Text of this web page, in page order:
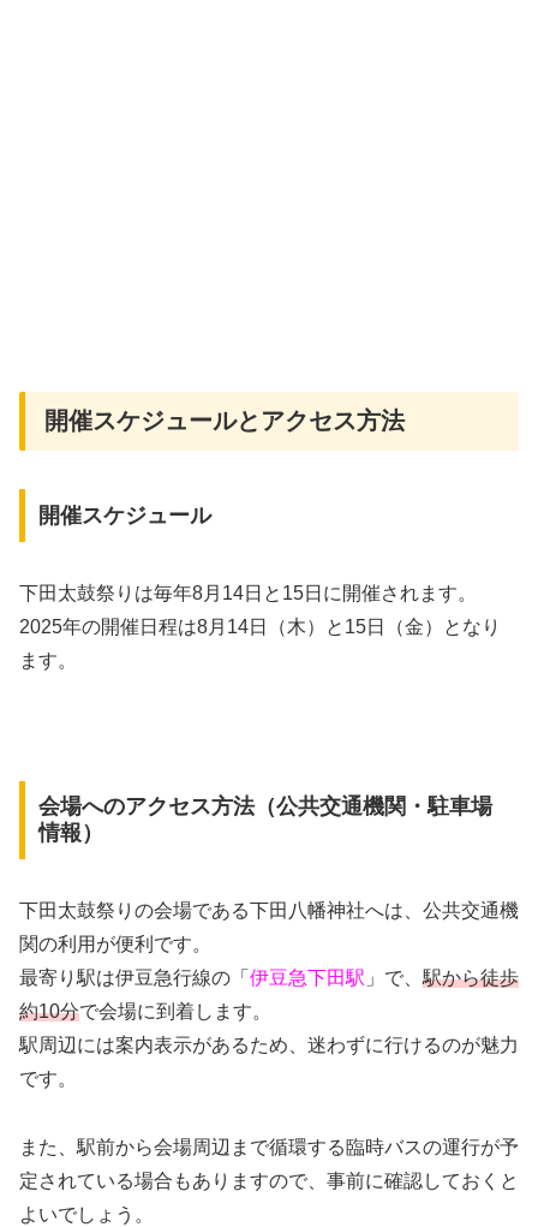
開催スケジュールとアクセス方法
開催スケジュール
下田太鼓祭りは毎年8月14日と15日に開催されます。
2025年の開催日程は8月14日（木）と15日（金）となり
ます。
会場へのアクセス方法（公共交通機関・駐車場
情報）
下田太鼓祭りの会場である下田八幡神社へは、公共交通機
関の利用が便利です。
最寄り駅は伊豆急行線の「 伊豆急下田駅 」で、駅から徒歩
約10分で会場に到着します。
駅周辺には案内表示があるため、迷わずに行けるのが魅力
です。
また、駅前から会場周辺まで循環する臨時バスの運行が予
定されている場合もありますので、事前に確認しておくと
よいでしょう。